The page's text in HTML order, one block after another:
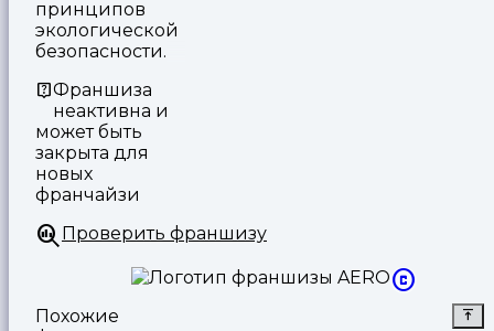
принципов
экологической
безопасности.
Франшиза
неактивна и
может быть
закрыта для
новых
франчайзи
Проверить франшизу
Похожие